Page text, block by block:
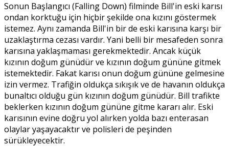
Sonun Başlangıcı (Falling Down) filminde Bill'in eski karısı
ondan korktuğu için hiçbir şekilde ona kızını göstermek
istemez. Aynı zamanda Bill'in bir de eski karısına karşı bir
uzaklaştırma cezası vardır. Yani belli bir mesafeden sonra
karısına yaklaşmaması gerekmektedir. Ancak küçük
kızının doğum günüdür ve kızının doğum gününe gitmek
istemektedir. Fakat karısı onun doğum gününe gelmesine
izin vermez. Trafiğin oldukça sıkışık ve de havanın oldukça
bunaltıcı olduğu gün kızının doğum günüdür. Bill trafikte
beklerken kızının doğum gününe gitme kararı alır. Eski
karısının evine doğru yol alırken yolda bazı enterasan
olaylar yaşayacaktır ve polisleri de peşinden
sürükleyecektir.